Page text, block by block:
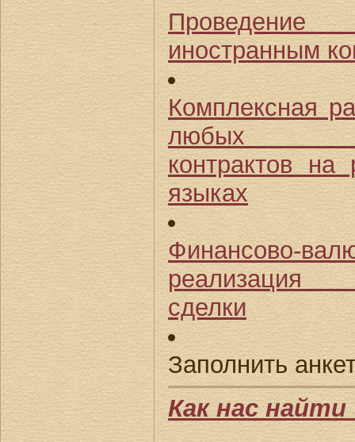
иностранным
Комплексная
любых
контрактов на
языках
Финансово-
реализация
сделки
Заполнить
Как нас найти